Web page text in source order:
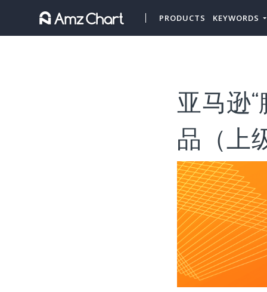
PRODUCTS KEYWORDS
亚马逊
品（上